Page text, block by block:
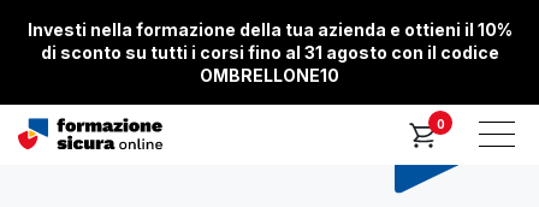
Investi nella formazione della tua azienda e ottieni il 10%
di sconto su tutti i corsi fino al 31 agosto con il codice
OMBRELLONE10
0